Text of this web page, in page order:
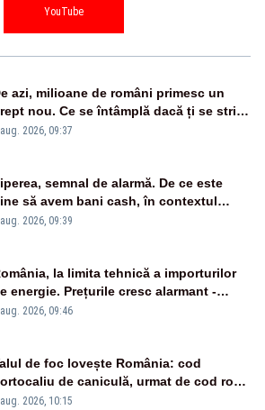
YouTube
azi, milioane de români primesc un
nou. Ce se întâmplă dacă ți se strică
produs
2026, 09:37
semnal de alarmă. De ce este
să avem bani cash, în contextul
energetice?
2026, 09:39
la limita tehnică a importurilor
energie. Prețurile cresc alarmant -
Realitatea Plus
2026, 09:46
de foc lovește România: cod
de caniculă, urmat de cod roșu
Temperaturile urcă spre 40°C
2026, 10:15